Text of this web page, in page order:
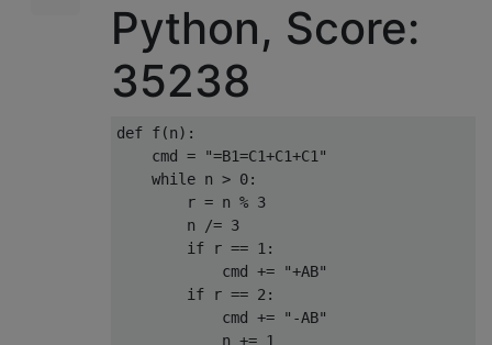
Python, Score:
35238
def f(n):
    cmd = "=B1=C1+C1+C1"
    while n > 0:
        r = n % 3
        n /= 3
        if r == 1:
            cmd += "+AB"
        if r == 2:
            cmd += "-AB"
            n += 1